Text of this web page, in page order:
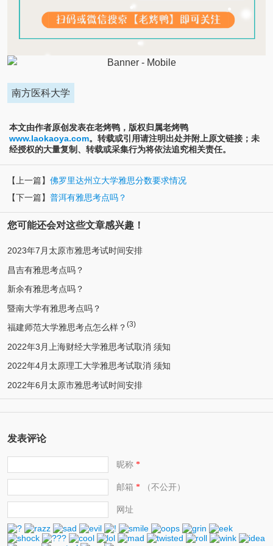
南方医科大学
本文由作者原创发表在老烤鸭，版权归属老烤鸭
www.laokaoya.com。转载或引用请注明出处并附上原文链接；未
经授权的大量复制、转载或采集行为将依法追究相关责任。
【上一篇】 佛罗里达州立大学雅思分数要求情况
【下一篇】 普洱有雅思考点吗？
您可能还会对这些文章感兴趣！
2023年7月太原市雅思考试时间安排
昌吉有雅思考点吗？
新余有雅思考点吗？
暨南大学有雅思考点吗？
福建师范大学雅思考点怎么样？ (3)
2022年3月上海财经大学雅思考试取消 须知
2022年4月太原理工大学雅思考试取消 须知
2022年6月太原市雅思考试时间安排
发表评论
昵称*
邮箱 *（不公开）
网址